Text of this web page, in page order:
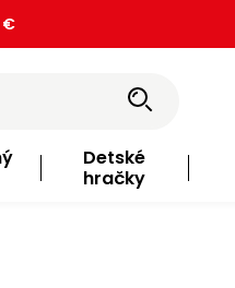
€
Detské
hračky